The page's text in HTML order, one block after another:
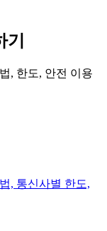
, 한도, 안전 이용
, 통신사별 한도,